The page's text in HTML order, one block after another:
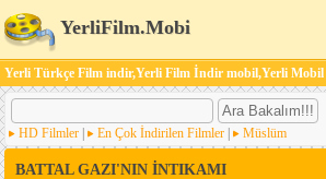
YerliFilm.Mobi
Yerli Türkçe Film indir,Yerli Film İndir mobil,Yerli Mobil
HD Filmler En Çok İndirilen Filmler Müslüm
BATTAL GAZI'NIN İNTIKAMI